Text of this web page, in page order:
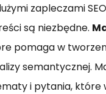
zapleczami
są niezbędne.
pomaga w
semantycznej.
i pytania, które